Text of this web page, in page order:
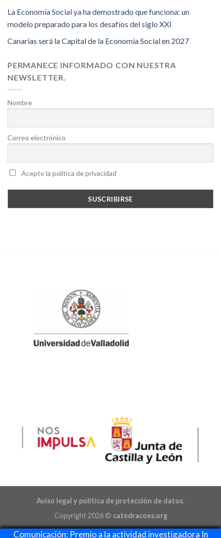
La Economía Social ya ha demostrado que funciona: un
modelo preparado para los desafíos del siglo XXI
Canarias será la Capital de la Economía Social en 2027
PERMANECE INFORMADO CON NUESTRA
NEWSLETTER.
Nombre
Correo electrónico
Acepto la política de privacidad
Aviso legal y política de protección de datos.
Copyright 2026 © catedracoes.org
Comunicación: Premio a la actividad investigadora In